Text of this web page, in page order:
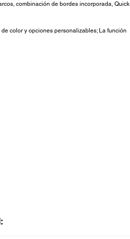
combinación de bordes incorporada, Quick
color y opciones personalizables; La función